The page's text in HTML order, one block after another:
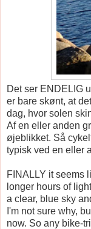
Det ser ENDELIG
er bare skønt, at
dag, hvor solen
Af en eller anden
øjeblikket. Så
typisk ved en eller
FINALLY it seems
longer hours of
a clear, blue sky
I'm not sure why,
now. So any bike-